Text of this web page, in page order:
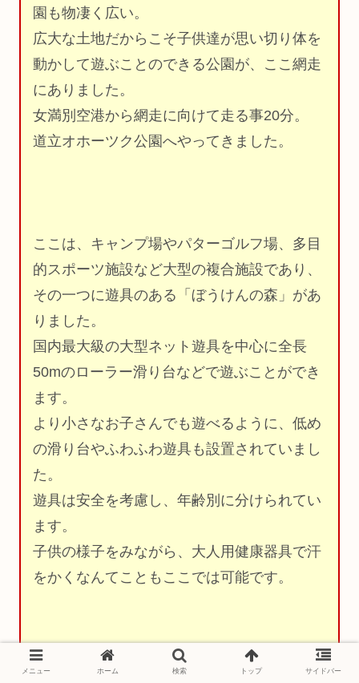
園も物凄く広い。
広大な土地だからこそ子供達が思い切り体を
動かして遊ぶことのできる公園が、ここ網走
にありました。
女満別空港から網走に向けて走る事20分。
道立オホーツク公園へやってきました。
ここは、キャンプ場やパターゴルフ場、多目
的スポーツ施設など大型の複合施設であり、
その一つに遊具のある「ぼうけんの森」があ
りました。
国内最大級の大型ネット遊具を中心に全長
50mのローラー滑り台などで遊ぶことができ
ます。
より小さなお子さんでも遊べるように、低め
の滑り台やふわふわ遊具も設置されていまし
た。
遊具は安全を考慮し、年齢別に分けられてい
ます。
子供の様子をみながら、大人用健康器具で汗
をかくなんてこともここでは可能です。
メニュー ホーム 検索 トップ サイドバー